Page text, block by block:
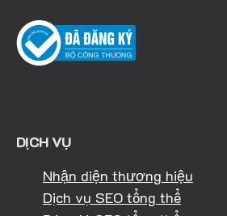
DỊCH VỤ
Nhận diện thương hiệu
Dịch vụ SEO tổng thể